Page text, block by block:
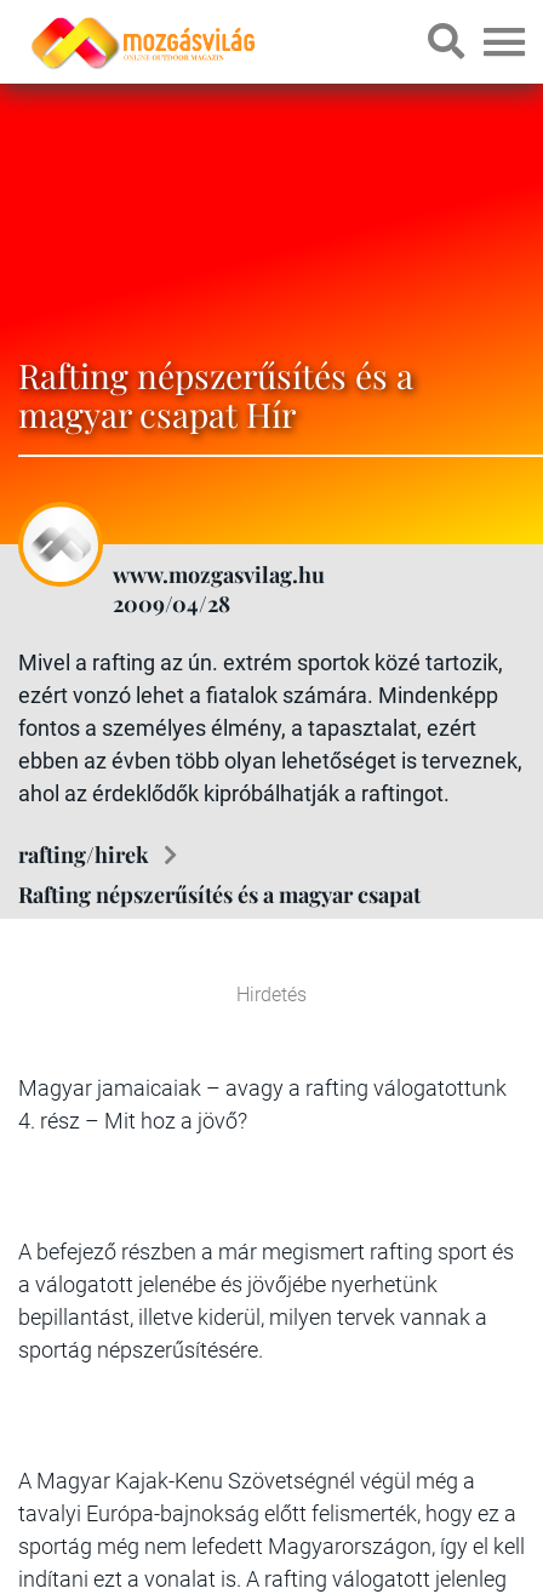
Rafting népszerűsítés és a
magyar csapat Hír
www.mozgasvilag.hu
2009/04/28
Mivel a rafting az ún. extrém sportok közé tartozik,
ezért vonzó lehet a fiatalok számára. Mindenképp
fontos a személyes élmény, a tapasztalat, ezért
ebben az évben több olyan lehetőséget is terveznek,
ahol az érdeklődők kipróbálhatják a raftingot.
rafting/hirek
Rafting népszerűsítés és a magyar csapat
Hirdetés
Magyar jamaicaiak – avagy a rafting válogatottunk
4. rész – Mit hoz a jövő?
A befejező részben a már megismert rafting sport és
a válogatott jelenébe és jövőjébe nyerhetünk
bepillantást, illetve kiderül, milyen tervek vannak a
sportág népszerűsítésére.
A Magyar Kajak-Kenu Szövetségnél végül még a
tavalyi Európa-bajnokság előtt felismerték, hogy ez a
sportág még nem lefedett Magyarországon, így el kell
indítani ezt a vonalat is. A rafting válogatott jelenleg